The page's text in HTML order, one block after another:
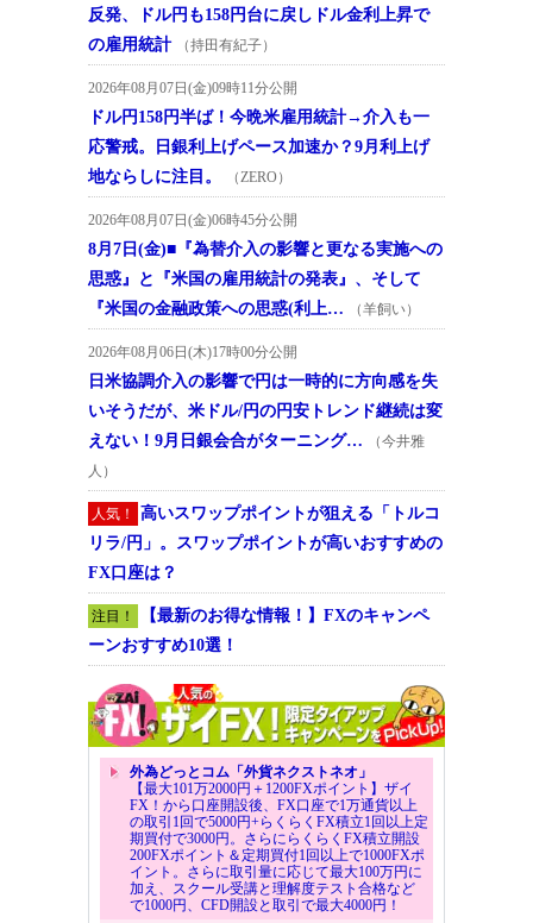
反発、ドル円も158円台に戻しドル金利上昇で
の雇用統計
（持田有紀子）
2026年08月07日(金)09時11分公開
ドル円158円半ば！今晩米雇用統計→介入も一
応警戒。日銀利上げペース加速か？9月利上げ
地ならしに注目。
（ZERO）
2026年08月07日(金)06時45分公開
8月7日(金)■『為替介入の影響と更なる実施への
思惑』と『米国の雇用統計の発表』、そして
『米国の金融政策への思惑(利上…
（羊飼い）
2026年08月06日(木)17時00分公開
日米協調介入の影響で円は一時的に方向感を失
いそうだが、米ドル/円の円安トレンド継続は変
えない！9月日銀会合がターニング…
（今井雅
人）
人気！
高いスワップポイントが狙える「トルコ
リラ/円」。スワップポイントが高いおすすめの
FX口座は？
注目！
【最新のお得な情報！】FXのキャンペ
ーンおすすめ10選！
外為どっとコム「外貨ネクストネオ」
【最大101万2000円＋1200FXポイント】ザイ
FX！から口座開設後、FX口座で1万通貨以上
の取引1回で5000円+らくらくFX積立1回以上定
期買付で3000円。さらにらくらくFX積立開設
200FXポイント＆定期買付1回以上で1000FXポ
イント。さらに取引量に応じて最大100万円に
加え、スクール受講と理解度テスト合格など
で1000円、CFD開設と取引で最大4000円！